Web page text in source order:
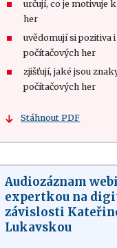
určují, co je motivuje
her
uvědomují si pozitiva
počítačových her
zjišťují, jaké jsou
počítačových her
Stáhnout PDF
Audiozáznam
expertkou na
závislosti
Lukavskou